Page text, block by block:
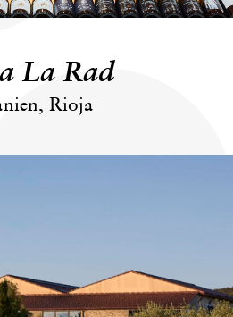
La Rad
Rioja